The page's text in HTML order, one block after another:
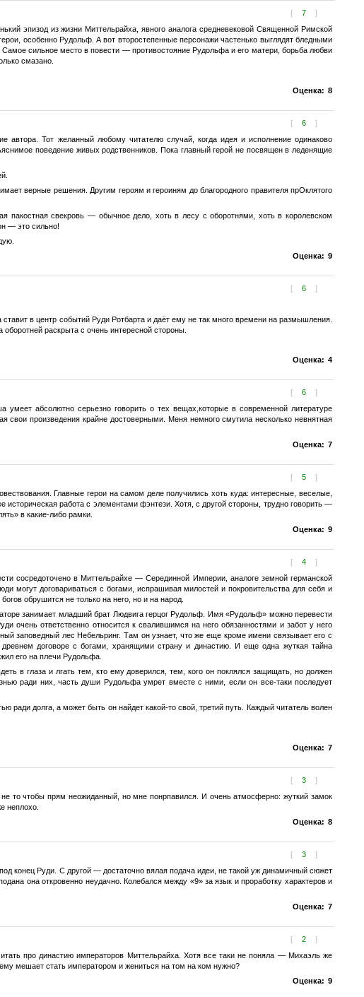
[ 7 ]
эпизод из жизни Миттельрайха, явного аналога средневековой Священной Римской
особенно Рудольф. А вот второстепенные персонажи частенько выглядят бледными
сильное место в повести — противостояние Рудольфа и его матери, борьба любви
смазано.
Оценка: 8
[ 6 ]
автора. Тот желанный любому читателю случай, когда идея и исполнение одинаково
поведение живых родственников. Пока главный герой не посвящен в леденящие
верные решения. Другим героям и героиням до благородного правителя прОклятого
пакостная свекровь — обычное дело, хоть в лесу с оборотнями, хоть в королевском
— это сильно!
Оценка: 9
[ 6 ]
в центр событий Руди Ротбарта и даёт ему не так много времени на размышления.
раскрыта с очень интересной стороны.
Оценка: 4
[ 6 ]
абсолютно серьезно говорить о тех вещах,которые в современной литературе
произведения крайне достоверными. Меня немного смутила несколько невнятная
Оценка: 7
[ 5 ]
Главные герои на самом деле получились хоть куда: интересные, веселые,
работа с элементами фэнтези. Хотя, с другой стороны, трудно говорить —
в какие-либо рамки.
Оценка: 9
[ 4 ]
сосредоточено в Миттельрайхе — Серединной Империи, аналоге земной германской
договариваться с богами, испрашивая милостей и покровительства для себя и
обрушится не только на него, но и на народ.
занимает младший брат Людвига герцог Рудольф. Имя «Рудольф» можно перевести
очень ответственно относится к свалившимся на него обязанностями и забот у него
заповедный лес Небельринг. Там он узнает, что же еще кроме имени связывает его с
договоре с богами, хранящими страну и династию. И еще одна жуткая тайна
его на плечи Рудольфа.
в глаза и лгать тем, кто ему доверился, тем, кого он поклялся защищать, но должен
ради них, часть души Рудольфа умрет вместе с ними, если он все-таки последует
ради долга, а может быть он найдет какой-то свой, третий путь. Каждый читатель волен
Оценка: 7
[ 3 ]
то чтобы прям неожиданный, но мне понрпавился. И очень атмосферно: жуткий замок
неплохо.
Оценка: 8
[ 3 ]
конец Руди. С другой — достаточно вялая подача идеи, не такой уж динамичный сюжет
она откровенно неудачно. Колебался между «9» за язык и проработку характеров и
Оценка: 7
[ 2 ]
про династию императоров Миттельрайха. Хотя все таки не поняла — Михаэль же
мешает стать императором и жениться на том на ком нужно?
Оценка: 9